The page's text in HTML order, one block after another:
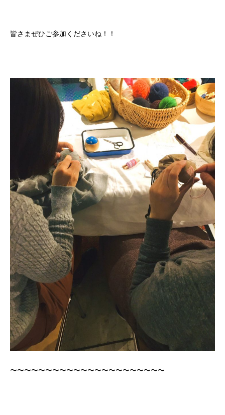
メンバー図鑑
会社概要
お問い合わせ
Instagram 最新のイベント情報を発信中
かかみがはら暮らし委員会とは？ メンバー図鑑 活動内容 寄り合
皆さまぜひご参加くださいね！！
〜〜〜〜〜〜〜〜〜〜〜〜〜〜〜〜〜〜〜〜〜〜